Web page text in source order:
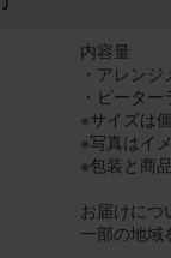
内容量
・アレン
・ピータ
※サイズは
※写真はイ
※包装と商
お届けにつ
一部の地域